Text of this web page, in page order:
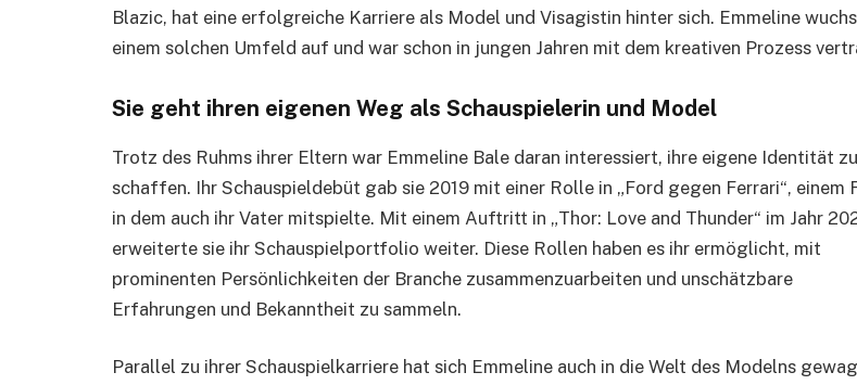
Blazic, hat eine erfolgreiche Karriere als Model und Visagistin hinter sich. Emmeline
einem solchen Umfeld auf und war schon in jungen Jahren mit dem kreativen Prozess
Sie geht ihren eigenen Weg als Schauspielerin und Model
Trotz des Ruhms ihrer Eltern war Emmeline Bale daran interessiert, ihre eigene Identität zu
schaffen. Ihr Schauspieldebüt gab sie 2019 mit einer Rolle in „Ford gegen Ferrari“, einem
in dem auch ihr Vater mitspielte. Mit einem Auftritt in „Thor: Love and Thunder“ im Jahr
erweiterte sie ihr Schauspielportfolio weiter. Diese Rollen haben es ihr ermöglicht, mit
prominenten Persönlichkeiten der Branche zusammenzuarbeiten und unschätzbare
Erfahrungen und Bekanntheit zu sammeln.
Parallel zu ihrer Schauspielkarriere hat sich Emmeline auch in die Welt des Modelns